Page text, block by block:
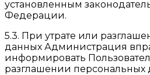
установленным
Федерации.
5.3. При утрате или
данных Администрация
информировать
разглашении персональных